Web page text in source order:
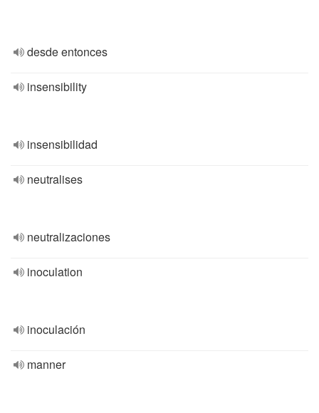
desde entonces
insensibility
insensibilidad
neutralises
neutralizaciones
inoculation
inoculación
manner